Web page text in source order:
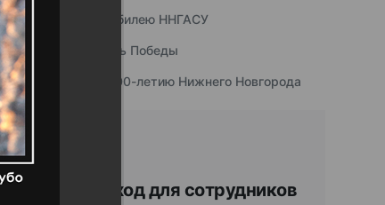
К юбилею ННГАСУ
День Победы
К 800-летию Нижнего Новгорода
Вход для сотрудников